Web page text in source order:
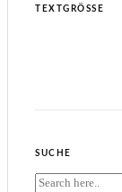
TEXTGRÖSSE
SUCHE